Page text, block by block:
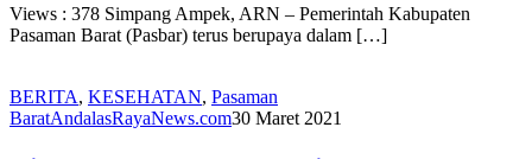
Views : 378 Simpang Ampek, ARN – Pemerintah Kabupaten
Pasaman Barat (Pasbar) terus berupaya dalam […]
BERITA, KESEHATAN, Pasaman
BaratAndalasRayaNews.com30 Maret 2021